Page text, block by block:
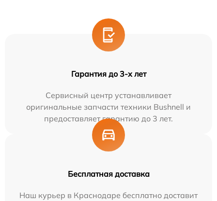
Гарантия до 3-х лет
Сервисный центр устанавливает
оригинальные запчасти техники Bushnell и
предоставляет гарантию до 3 лет.
Бесплатная доставка
Наш курьер в Краснодаре бесплатно доставит